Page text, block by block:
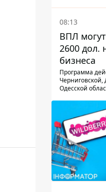
08:13
ВПЛ
2600 дол.
бизнеса
Программа
Черниговской,
Одесской